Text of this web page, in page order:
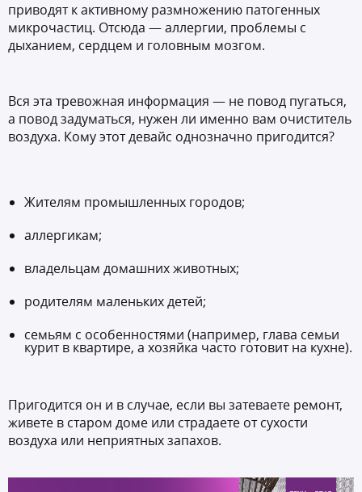
приводят к активному размножению патогенных
микрочастиц. Отсюда — аллергии, проблемы с
дыханием, сердцем и головным мозгом.
Вся эта тревожная информация — не повод пугаться,
а повод задуматься, нужен ли именно вам очиститель
воздуха. Кому этот девайс однозначно пригодится?
Жителям промышленных городов;
аллергикам;
владельцам домашних животных;
родителям маленьких детей;
семьям с особенностями (например, глава семьи
курит в квартире, а хозяйка часто готовит на кухне).
Пригодится он и в случае, если вы затеваете ремонт,
живете в старом доме или страдаете от сухости
воздуха или неприятных запахов.